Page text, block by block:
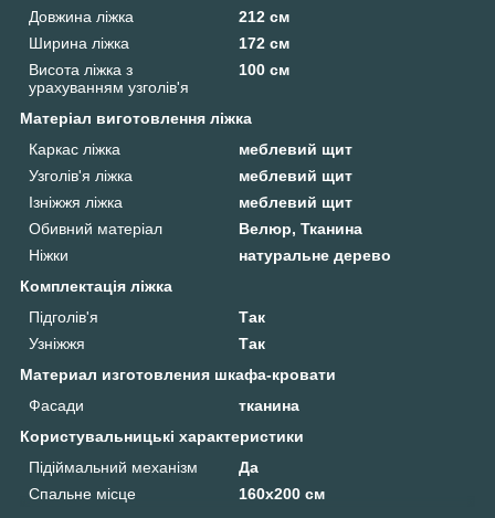
Довжина ліжка
212 см
Ширина ліжка
172 см
Висота ліжка з
урахуванням узголів'я
100 см
Матеріал виготовлення ліжка
Каркас ліжка
меблевий щит
Узголів'я ліжка
меблевий щит
Ізніжжя ліжка
меблевий щит
Обивний матеріал
Велюр, Тканина
Ніжки
натуральне дерево
Комплектація ліжка
Підголів'я
Так
Узніжжя
Так
Материал изготовления шкафа-кровати
Фасади
тканина
Користувальницькі характеристики
Підіймальний механізм
Да
Спальне місце
160х200 см